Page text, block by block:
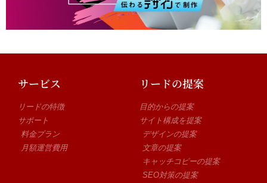
サービス
リードの特徴
サポート
料金プラン
月額運営費用
リードの提案
目的からの提案
サイト構成を提案
デザインの提案
文章の提案
キャッチコピーの提案
SEO対策の提案